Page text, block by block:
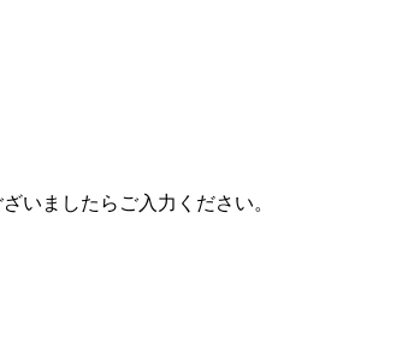
いましたらご入力ください。